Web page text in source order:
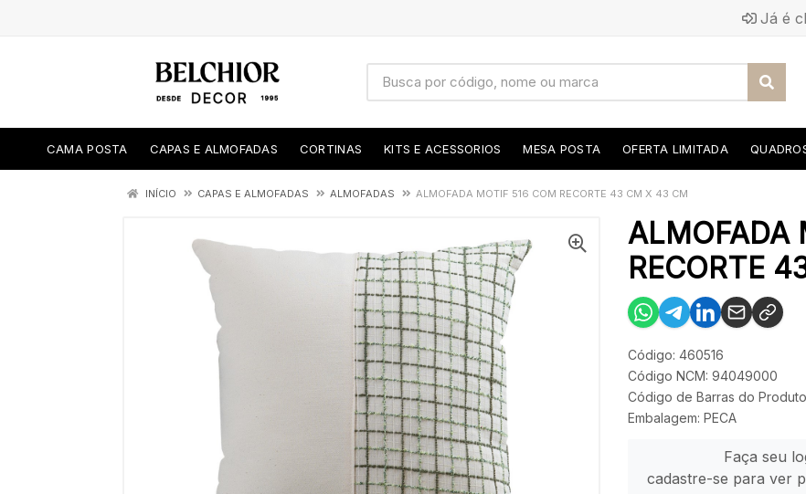
Já é
CAMA POSTA CAPAS E ALMOFADAS CORTINAS KITS E ACESSORIOS MESA POSTA OFERTA LIMITADA
INÍCIO CAPAS E ALMOFADAS ALMOFADAS ALMOFADA MOTIF 516 COM RECORTE 43 CM X 43 CM
ALMOFADA
RECORTE
Código: 460516
Código NCM: 94049000
Código de Barras do
Embalagem: PECA
Faça seu
cadastre-se para ver